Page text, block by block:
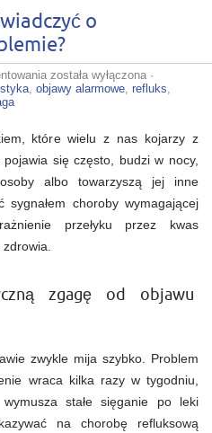
o
Kiedy
zgaga
poważniejszym
problemie?
została wyłączona ·
objawy alarmowe refluks
które wielu z nas kojarzy z
się często, budzi w nocy,
albo towarzyszą jej inne
sygnałem choroby wymagającej
przełyku przez kwas
zgagę od objawu
zwykle mija szybko. Problem
wraca kilka razy w tygodniu,
stałe sięganie po leki
na chorobę refluksową